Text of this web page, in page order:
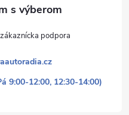
9:00-12:00, 12:30-14:00)